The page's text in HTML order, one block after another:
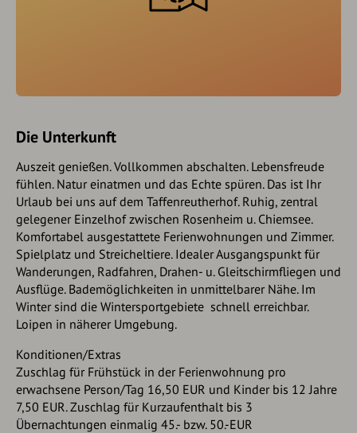
Die Unterkunft
Auszeit genießen. Vollkommen abschalten. Lebensfreude
fühlen. Natur einatmen und das Echte spüren. Das ist Ihr
Urlaub bei uns auf dem Taffenreutherhof. Ruhig, zentral
gelegener Einzelhof zwischen Rosenheim u. Chiemsee.
Komfortabel ausgestattete Ferienwohnungen und Zimmer.
Spielplatz und Streicheltiere. Idealer Ausgangspunkt für
Wanderungen, Radfahren, Drahen- u. Gleitschirmfliegen und
Ausflüge. Bademöglichkeiten in unmittelbarer Nähe. Im
Winter sind die Wintersportgebiete schnell erreichbar.
Loipen in näherer Umgebung.
Konditionen/Extras
Zuschlag für Frühstück in der Ferienwohnung pro
erwachsene Person/Tag 16,50 EUR und Kinder bis 12 Jahre
7,50 EUR. Zuschlag für Kurzaufenthalt bis 3
Übernachtungen einmalig 45.- bzw. 50.-EUR